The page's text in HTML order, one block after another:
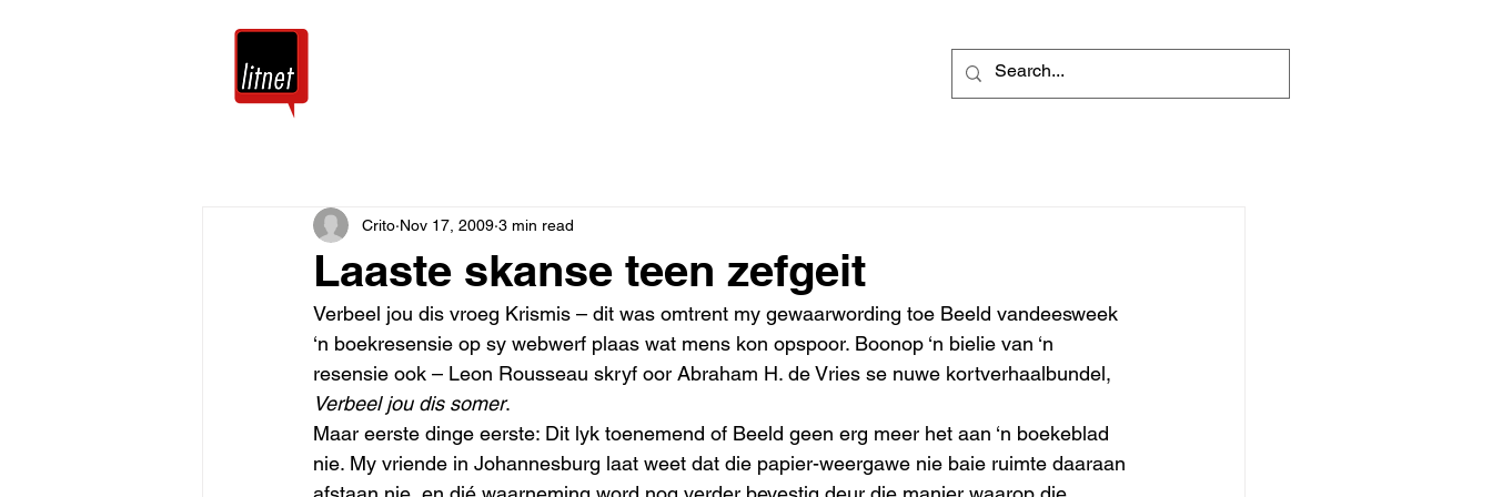
Laaste skanse teen zefgeit
Crito Nov 17, 2009 3 min read
Verbeel jou dis vroeg Krismis – dit was omtrent my gewaarwording toe Beeld vandeesweek
‘n boekresensie op sy webwerf plaas wat mens kon opspoor. Boonop ‘n bielie van ‘n
resensie ook – Leon Rousseau skryf oor Abraham H. de Vries se nuwe kortverhaalbundel,
Verbeel jou dis somer.
Maar eerste dinge eerste: Dit lyk toenemend of Beeld geen erg meer het aan ‘n boekeblad
nie. My vriende in Johannesburg laat weet dat die papier-weergawe nie baie ruimte daaraan